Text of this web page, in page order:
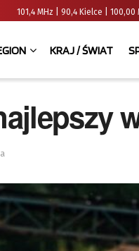
101,4 MHz | 90,4 Kielce |
KRAJ / ŚWIAT